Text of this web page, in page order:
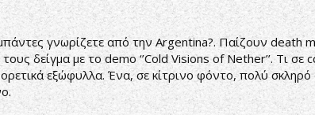
γνωρίζετε από την Argentina?. Παίζουν death
δείγμα με το demo ‘’Cold Visions of Nether’’. Τι σε
εξώφυλλα. Ένα, σε κίτρινο φόντο, πολύ